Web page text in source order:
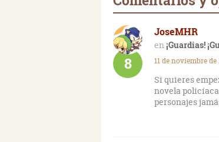
JoseMHR
¡Guardias!
8 11 de noviembre de
Si quieres
novela
personajes